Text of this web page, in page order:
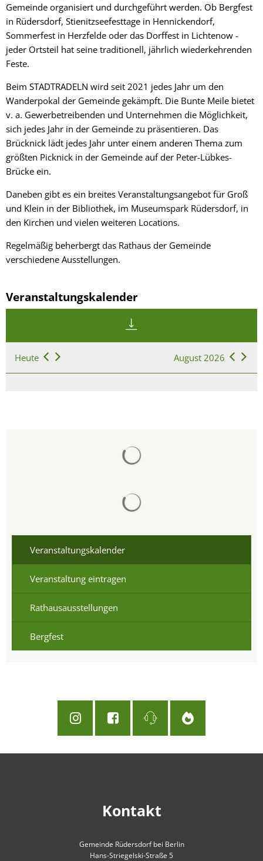
Gemeinde organisiert und durchgeführt werden. Ob Bergfest
in Rüdersdorf, Stienitzseefesttage in Hennickendorf,
Sommerfest in Herzfelde oder das Dorffest in Lichtenow -
jeder Ortsteil hat seine traditionell, jährlich wiederkehrenden
Feste.
Beim STADTRADELN wird seit 2021 jedes Jahr um den
Wanderpokal der Gemeinde gekämpft. Die Bunte Meile bietet
v. a. Gewerbetreibenden und Unternehmen die Möglichkeit,
sich jedes Jahr in der Gemeinde zu präsentieren. Das
Brücknick lädt jedes Jahr unter einem anderen Thema zum
größten Picknick in der Gemeinde auf der Peter-Lübkes-
Brücke ein.
Daneben gibt es ein breites Veranstaltungsangebot für Groß
und Klein in der Bibliothek, im Museumspark Rüdersdorf, in
den Kirchen und vielen weiteren Locations.
Regelmäßig beherbergt das Rathaus der Gemeinde
verschiedene Ausstellungen.
Veranstaltungskalender
Heute August 2026
Veranstaltungskalender
Veranstaltung eintragen
Rathausausstellungen
Bergfest
Kontakt
Gemeinde Rüdersdorf bei Berlin
Hans-Striegelski-Straße 5